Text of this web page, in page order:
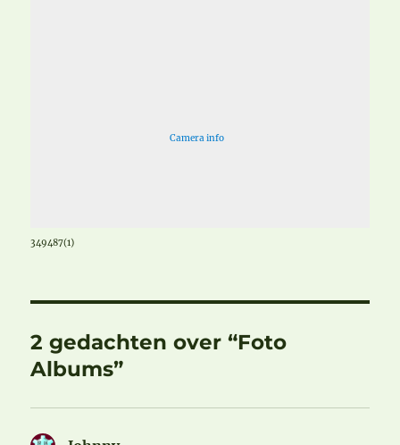
Camera info
349487(1)
2 gedachten over “Foto
Albums”